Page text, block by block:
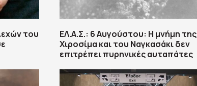
του
ΕΛ.Α.Σ.: 6 Αυγούστου: Η μνήμη της
Χιροσίμα και του Ναγκασάκι δεν
επιτρέπει πυρηνικές αυταπάτες